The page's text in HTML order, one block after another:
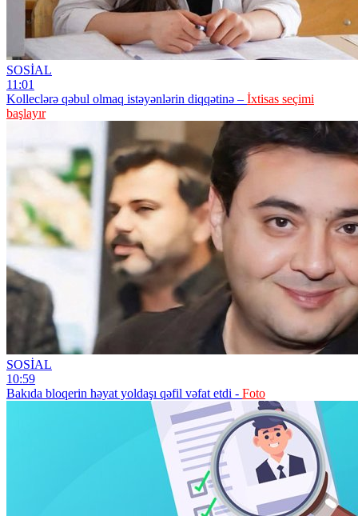
SOSİAL
11:01
Kolleclərə qəbul olmaq istəyənlərin diqqətinə – İxtisas seçimi
başlayır
SOSİAL
10:59
Bakıda bloqerin həyat yoldaşı qəfil vəfat etdi - Foto